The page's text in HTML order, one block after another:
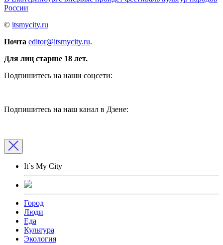
России
© itsmycity.ru
Почта editor@itsmycity.ru.
Для лиц старше 18 лет.
Подпишитесь на наши соцсети:
Подпишитесь на наш канал в Дзене:
It`s My City
Город
Люди
Еда
Культура
Экология